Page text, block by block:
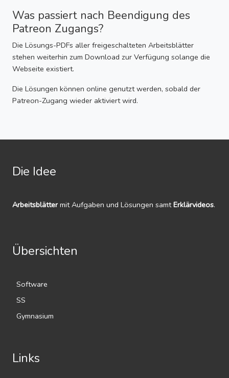
Was passiert nach Beendigung des
Patreon Zugangs?
Die Lösungs-PDFs aller freigeschalteten Arbeitsblätter
stehen weiterhin zum Download zur Verfügung solange die
Webseite existiert.
Die Lösungen können online genutzt werden, sobald der
Patreon-Zugang wieder aktiviert wird.
Die Idee
Arbeitsblättermit Aufgaben und Lösungen samtErklärvideos.
Übersichten
Software
SS
Gymnasium
Links